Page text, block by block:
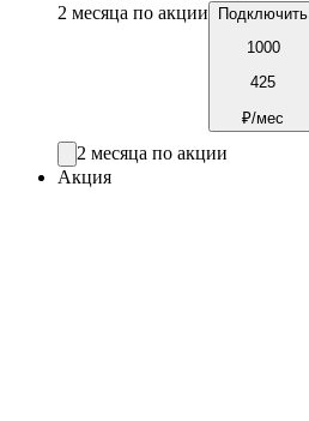
2 месяца по акции
Подключить
1000
425
₽/мес
2 месяца по акции
Акция